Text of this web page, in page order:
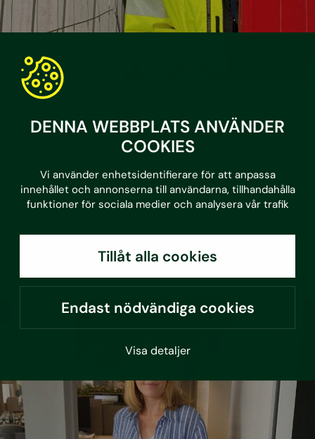
DENNA WEBBPLATS ANVÄNDER
COOKIES
Vi använder enhetsidentifierare för att anpassa
innehållet och annonserna till användarna, tillhandahålla
funktioner för sociala medier och analysera vår trafik
Tillåt alla cookies
Endast nödvändiga cookies
Visa detaljer
Blogg •3.7.2026
Planera smartare byggvärme inför nästa
Energianvändningen under byggproduktion varierar kraftigt
mellan projekt, och ofta finns stor potential att minska både
kostnader och klimatpåverkan. Med Geolo erbjuder Sustera
och kyla, anpassad efter varje projekts behov.